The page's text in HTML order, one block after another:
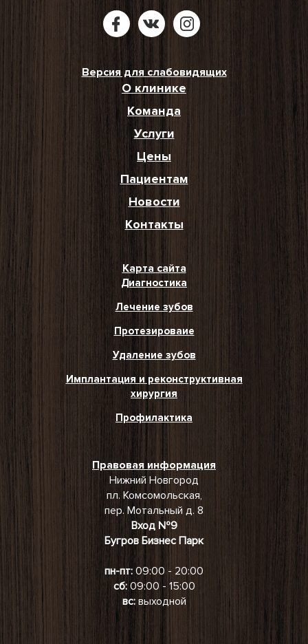
Версия для слабовидящих
О клинике
Команда
Услуги
Цены
Пациентам
Новости
Контакты
Карта сайта
Диагностика
Лечение зубов
Протезироваие
Удаление зубов
Имплантация и реконструктивная
хирургия
Профилактика
Правовая информация
Нижний Новгород
пл. Комсомольская,
пер. Мотальный д. 8
Вход №9
Бугров Бизнес Парк
пн-пт: 09:00 - 20:00
сб:09:00 - 15:00
вс:выходной